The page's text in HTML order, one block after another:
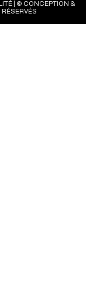
| © CONCEPTION &